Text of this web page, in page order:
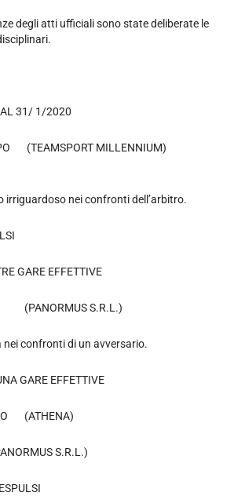
degli atti ufficiali sono state deliberate le
AL 31/ 1/2020
(TEAMSPORT MILLENNIUM)
irriguardoso nei confronti dell’arbitro.
GARE EFFETTIVE
LUIGI (PANORMUS S.R.L.)
nei confronti di un avversario.
GARE EFFETTIVE
(ATHENA)
S.R.L.)